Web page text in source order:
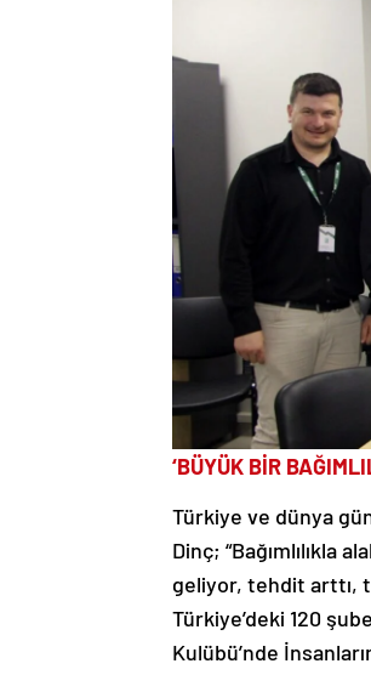
‘BÜYÜK BİR
Türkiye ve dünya
Dinç; “Bağımlılıkla
geliyor, tehdit arttı,
Türkiye’deki 120
Kulübü’nde